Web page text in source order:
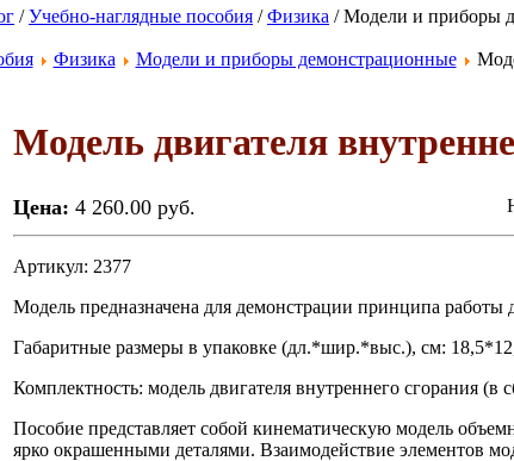
/Учебно-наглядные пособия /Физика / Модели и приборы
Физика Модели и приборы демонстрационные
Модель двигателя
Цена: 4 260.00 руб.
Артикул: 2377
Модель предназначена для демонстрации принципа работы
Габаритные размеры в упаковке (дл.*шир.*выс.), см:
Комплектность: модель двигателя внутреннего сгорания
Пособие представляет собой кинематическую модель
ярко окрашенными деталями. Взаимодействие элементов